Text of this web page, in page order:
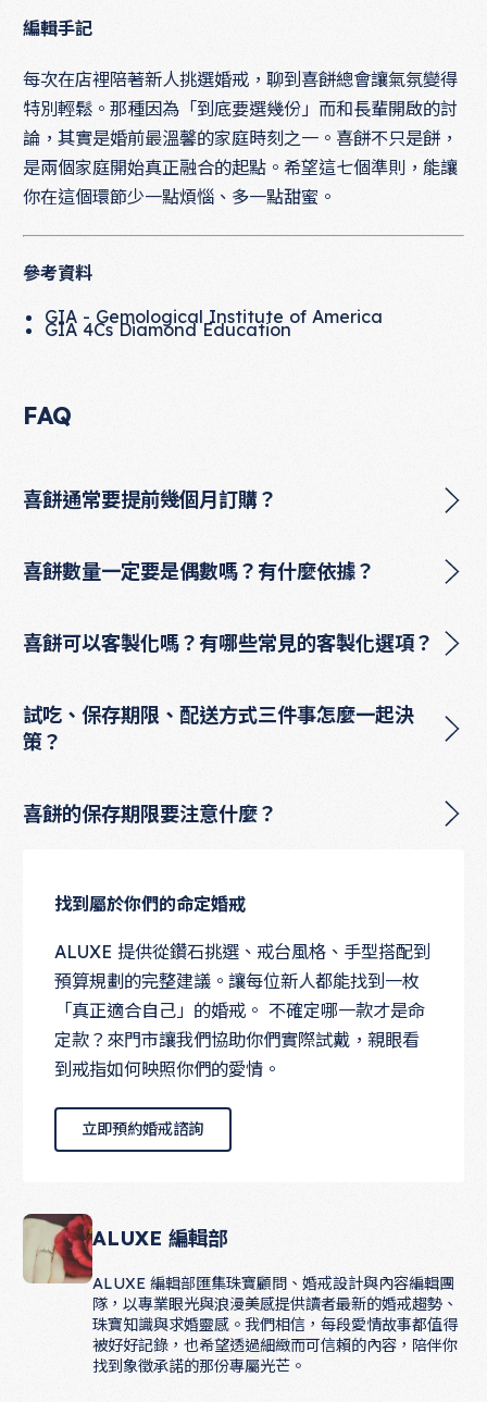
編輯手記
每次在店裡陪著新人挑選婚戒，聊到喜餅總會讓氣氛變得
特別輕鬆。那種因為「到底要選幾份」而和長輩開啟的討
論，其實是婚前最溫馨的家庭時刻之一。喜餅不只是餅，
是兩個家庭開始真正融合的起點。希望這七個準則，能讓
你在這個環節少一點煩惱、多一點甜蜜。
參考資料
GIA - Gemological Institute of America
GIA 4Cs Diamond Education
FAQ
喜餅通常要提前幾個月訂購？
喜餅數量一定要是偶數嗎？有什麼依據？
喜餅可以客製化嗎？有哪些常見的客製化選項？
試吃、保存期限、配送方式三件事怎麼一起決
策？
喜餅的保存期限要注意什麼？
找到屬於你們的命定婚戒
ALUXE 提供從鑽石挑選、戒台風格、手型搭配到
預算規劃的完整建議。讓每位新人都能找到一枚
「真正適合自己」的婚戒。 不確定哪一款才是命
定款？來門市讓我們協助你們實際試戴，親眼看
到戒指如何映照你們的愛情。
立即預約婚戒諮詢
立即預約婚戒諮詢
ALUXE 編輯部
ALUXE 編輯部匯集珠寶顧問、婚戒設計與內容編輯團
隊，以專業眼光與浪漫美感提供讀者最新的婚戒趨勢、
珠寶知識與求婚靈感。我們相信，每段愛情故事都值得
被好好記錄，也希望透過細緻而可信賴的內容，陪伴你
找到象徵承諾的那份專屬光芒。